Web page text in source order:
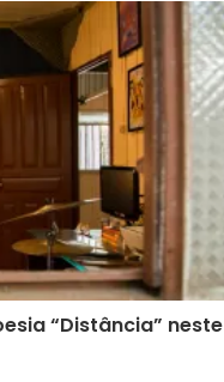
“Distância” neste